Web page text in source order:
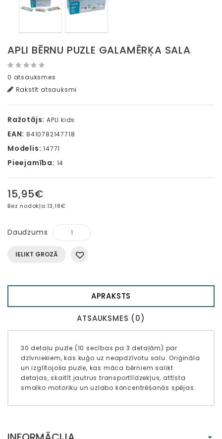
APLI BĒRNU PUZLE GALAMĒRĶA SALA
0 atsauksmes
Rakstīt atsauksmi
Ražotājs: APLI kids
EAN: 8410782147718
Modelis: 14771
Pieejamība: 14
15,95€
Bez nodokļa:13,18€
Daudzums
IELIKT GROZĀ
APRAKSTS
ATSAUKSMES (0)
30 detaļu puzle (10 secības pa 3 detaļām) par
dzīvniekiem, kas kuģo uz neapdzīvotu salu. Oriģināla
un izglītojoša puzle, kas māca bērniem salikt
detaļas, skaitīt jautrus transportlīdzekļus, attīsta
smalko motoriku un uzlabo koncentrēšanās spējas.